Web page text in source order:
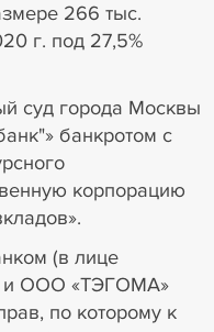
266 тыс.
г. под 27,5%
суд города Москвы
банкротом с
корпорацию
(в лице
и ООО «ТЭГОМА»
по которому к